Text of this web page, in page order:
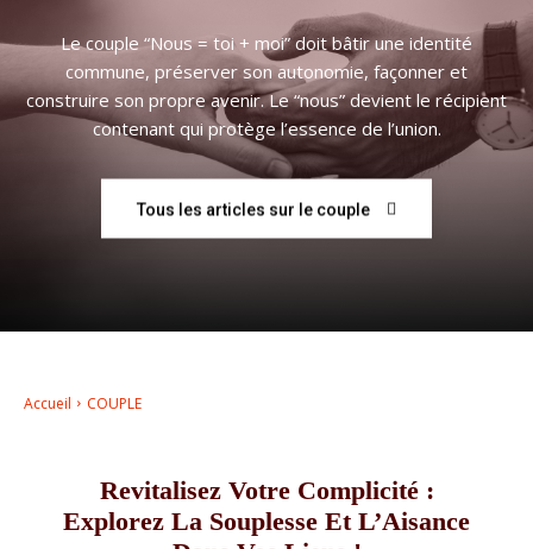
Fraternelle
–
Le couple “Nous = toi + moi” doit bâtir une identité
commune, préserver son autonomie, façonner et
construire son propre avenir. Le “nous” devient le récipient
contenant qui protège l’essence de l’union.
Tous les articles sur le couple
Accueil COUPLE
Revitalisez Votre Complicité :
Explorez La Souplesse Et L’Aisance